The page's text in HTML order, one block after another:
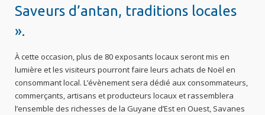
Saveurs d’antan, traditions locales
».
À cette occasion, plus de 80 exposants locaux seront mis en
lumière et les visiteurs pourront faire leurs achats de Noël en
consommant local. L’évènement sera dédié aux consommateurs,
commerçants, artisans et producteurs locaux et rassemblera
l’ensemble des richesses de la Guyane d’Est en Ouest, Savanes